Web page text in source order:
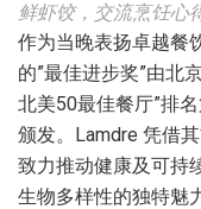
鲜虾饺，交流烹饪心
作为当晚表扬卓越餐
的”最佳进步奖”由北
北美50最佳餐厅”排
颁发。Lamdre 凭借
致力推动健康及可持
生物多样性的独特魅